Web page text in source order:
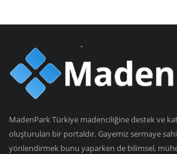
MadenPark Türkiye madenciliğine destek ve
oluşturulan bir portaldır. Gayemiz sermaye
yönlendirmek bunu yaparken de bilimsel,